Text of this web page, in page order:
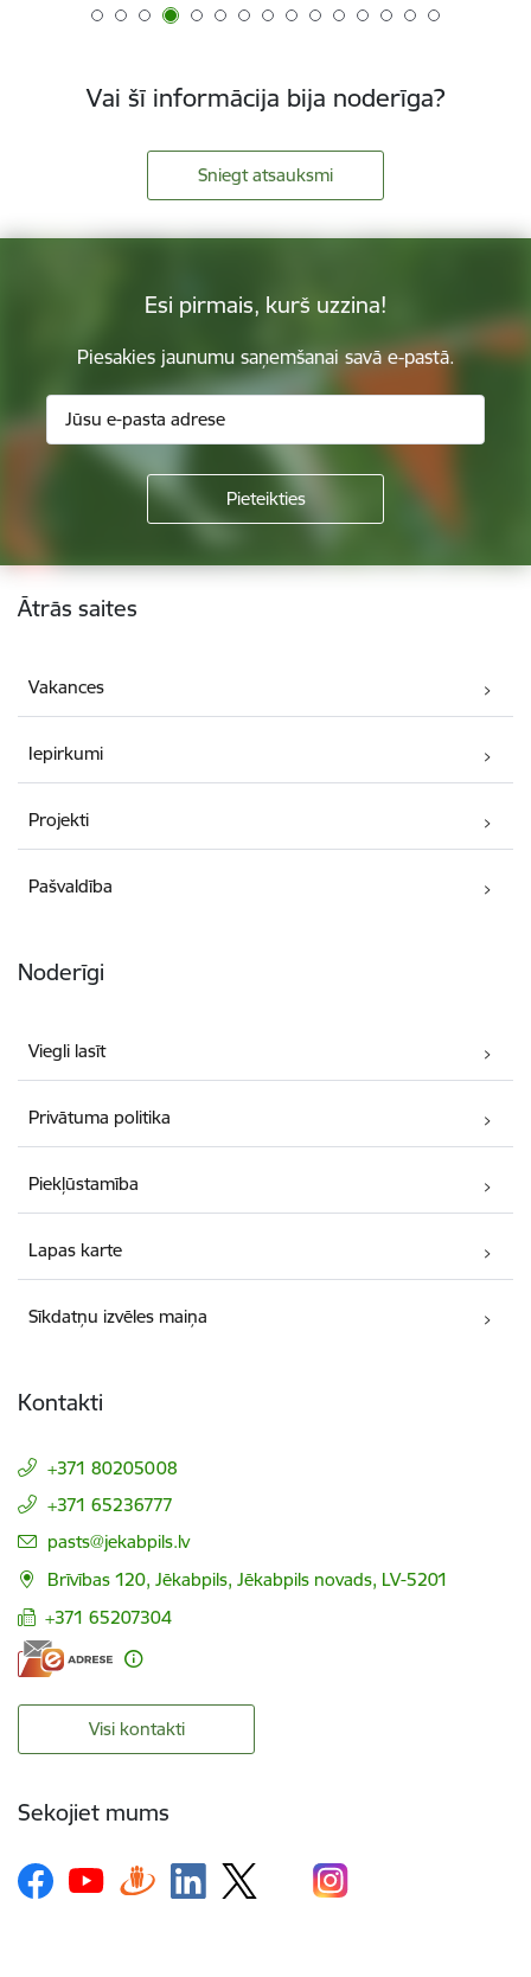
Vai šī informācija bija noderīga?
Sniegt atsauksmi
Esi pirmais, kurš uzzina!
Piesakies jaunumu saņemšanai savā e-pastā.
Kājene
Ātrās saites
Vakances
Iepirkumi
Projekti
Pašvaldība
Noderīgi
Viegli lasīt
Privātuma politika
Piekļūstamība
Lapas karte
Sīkdatņu izvēles maiņa
Kontakti
+371 80205008
+371 65236777
E-pasts:
pasts@jekabpils.lv
Brīvības 120, Jēkabpils, Jēkabpils novads, LV-5201
+371 65207304
Visi kontakti
Sekojiet mums